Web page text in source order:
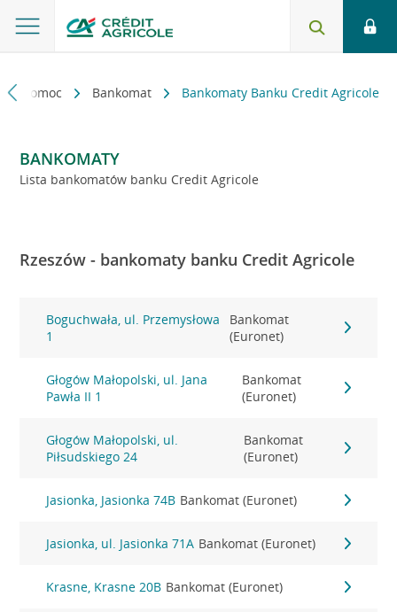
i pomoc Bankomat Bankomaty Banku Credit Agricole
BANKOMATY
Lista bankomatów banku Credit Agricole
Rzeszów - bankomaty banku Credit Agricole
Boguchwała, ul. Przemysłowa
1
Bankomat
(Euronet)
Głogów Małopolski, ul. Jana
Pawła II 1
Bankomat
(Euronet)
Głogów Małopolski, ul.
Piłsudskiego 24
Bankomat
(Euronet)
Jasionka, Jasionka 74B Bankomat (Euronet)
Jasionka, ul. Jasionka 71A Bankomat (Euronet)
Krasne, Krasne 20B Bankomat (Euronet)